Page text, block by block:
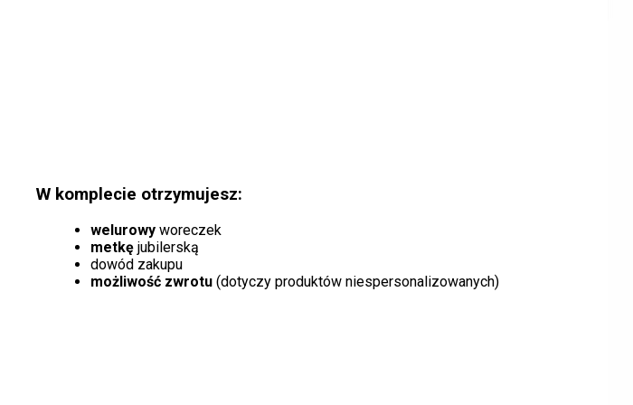
W komplecie otrzymujesz:
welurowy woreczek
metkę jubilerską
dowód zakupu
możliwość zwrotu (dotyczy produktów niespersonalizowanych)